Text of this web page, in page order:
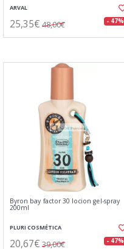
ARVAL
25,35€ 48,00€ - 47%
Byron bay factor 30 locion gel-spray
200ml
PLURI COSMÉTICA
20,67€ 39,00€ - 47%